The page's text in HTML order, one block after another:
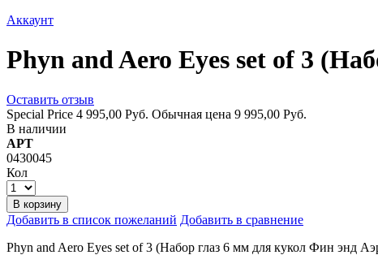
Аккаунт
Phyn and Aero Eyes set of 3
Оставить отзыв
Special Price 4 995,00 Руб. Обычная цена 9 995,00 Руб.
В наличии
АРТ
0430045
Кол
В корзину
Добавить в список пожеланий Добавить в сравнение
Phyn and Aero Eyes set of 3 (Набор глаз 6 мм для кукол Фин энд